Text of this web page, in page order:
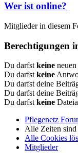
Wer ist online?
Mitglieder in diesem
Berechtigungen
Du darfst keine
Du darfst keine
Du darfst deine
Du darfst deine
Du darfst keine
Pflegenetz
Alle Zeiten sind
Alle Cookies
Mitglieder